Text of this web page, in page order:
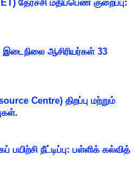
தேர்ச்சி மதிப்பெண் குறைப்பு:
ஆசிரியர்கள் 33
Centre) திறப்பு மற்றும்
நீட்டிப்பு: பள்ளிக் கல்வித்